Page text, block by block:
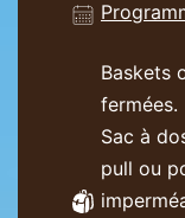
Baskets
fermées.
Sac à
pull ou